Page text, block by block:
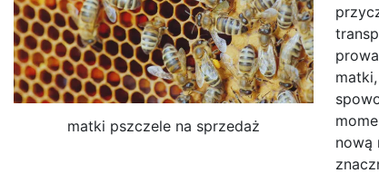
matki pszczele na sprzedaż
nową